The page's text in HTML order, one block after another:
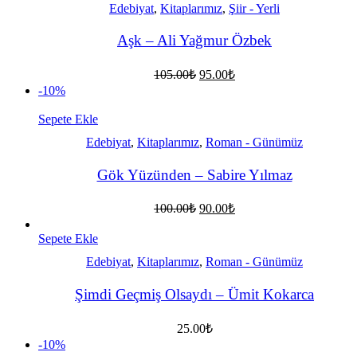
Edebiyat, Kitaplarımız, Şiir - Yerli
Aşk – Ali Yağmur Özbek
105.00₺ Orijinal
95.00₺Şu
-10%
Sepete Ekle
Edebiyat, Kitaplarımız, Roman - Günümüz
Gök Yüzünden – Sabire Yılmaz
100.00₺ Orijinal
90.00₺Şu
Sepete Ekle
Edebiyat, Kitaplarımız, Roman - Günümüz
Şimdi Geçmiş Olsaydı – Ümit Kokarca
25.00₺
-10%